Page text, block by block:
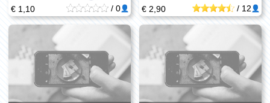
€ 1,10
/ 0 € 2,90 / 12